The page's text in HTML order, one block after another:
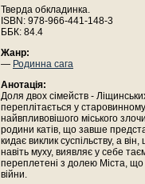
Тверда обкладинка.
ISBN: 978-966-441-148-3
ББК: 84.4
Жанр:
— Родинна сага
Анотація:
Доля двох сімейств -
переплітається у
найвпливовішого міського
родини катів, що завше
кидає виклик суспільству, а
навіть муху, виявляє у себе
переплетені з долею Міста, що
війни.